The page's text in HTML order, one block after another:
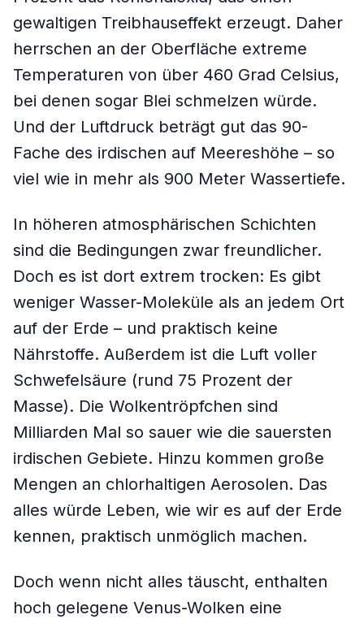
gewaltigen Treibhauseffekt erzeugt. Daher
herrschen an der Oberfläche extreme
Temperaturen von über 460 Grad Celsius,
bei denen sogar Blei schmelzen würde.
Und der Luftdruck beträgt gut das 90-
Fache des irdischen auf Meereshöhe – so
viel wie in mehr als 900 Meter Wassertiefe.
In höheren atmosphärischen Schichten
sind die Bedingungen zwar freundlicher.
Doch es ist dort extrem trocken: Es gibt
weniger Wasser-Moleküle als an jedem Ort
auf der Erde – und praktisch keine
Nährstoffe. Außerdem ist die Luft voller
Schwefelsäure (rund 75 Prozent der
Masse). Die Wolkentröpfchen sind
Milliarden Mal so sauer wie die sauersten
irdischen Gebiete. Hinzu kommen große
Mengen an chlorhaltigen Aerosolen. Das
alles würde Leben, wie wir es auf der Erde
kennen, praktisch unmöglich machen.
Doch wenn nicht alles täuscht, enthalten
hoch gelegene Venus-Wolken eine